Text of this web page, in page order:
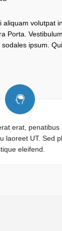
aliquam volutpat
Porta.
ipsum.
erat, penatibus
laoreet UT. Sed
eleifend.